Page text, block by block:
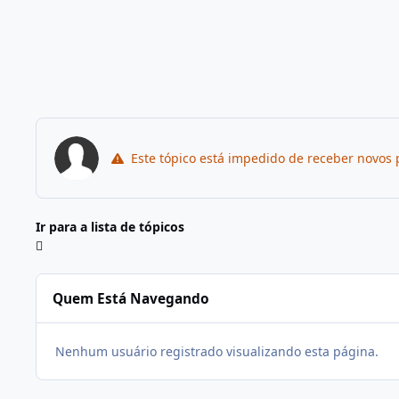
Este tópico está impedido de receber novos
Ir para a lista de tópicos
Quem Está Navegando
Nenhum usuário registrado visualizando esta página.